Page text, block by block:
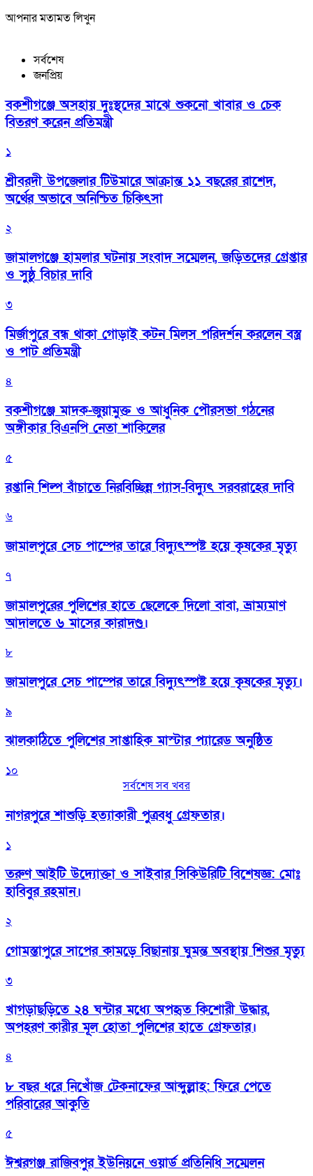
আপনার মতামত লিখুন
সর্বশেষ
জনপ্রিয়
বকশীগঞ্জে অসহায় দুঃস্থদের মাঝে শুকনো খাবার ও চেক
বিতরণ করেন প্রতিমন্ত্রী
১
শ্রীবরদী উপজেলার টিউমারে আক্রান্ত ১১ বছরের রাশেদ,
অর্থের অভাবে অনিশ্চিত চিকিৎসা
২
জামালগঞ্জে হামলার ঘটনায় সংবাদ সম্মেলন, জড়িতদের গ্রেপ্তার
ও সুষ্ঠু বিচার দাবি
৩
মির্জাপুরে বন্ধ থাকা গোড়াই কটন মিলস পরিদর্শন করলেন বস্ত্র
ও পাট প্রতিমন্ত্রী
৪
বকশীগঞ্জে মাদক-জুয়ামুক্ত ও আধুনিক পৌরসভা গঠনের
অঙ্গীকার বিএনপি নেতা শাকিলের
৫
রপ্তানি শিল্প বাঁচাতে নিরবিচ্ছিন্ন গ্যাস-বিদ্যুৎ সরবরাহের দাবি
৬
জামালপুরে সেচ পাম্পের তারে বিদ্যুৎস্পষ্ট হয়ে কৃষকের মৃত্যু
৭
জামালপুরের পুলিশের হাতে ছেলেকে দিলো বাবা, ভ্রাম্যমাণ
আদালতে ৬ মাসের কারাদণ্ড।
৮
জামালপুরে সেচ পাম্পের তারে বিদ্যুৎস্পষ্ট হয়ে কৃষকের মৃত্যু।
৯
‎ঝালকাঠিতে পুলিশের সাপ্তাহিক মাস্টার প্যারেড অনুষ্ঠিত
১০
সর্বশেষ সব খবর
নাগরপুরে শাশুড়ি হত্যাকারী পুত্রবধু গ্রেফতার।
১
তরুণ আইটি উদ্যোক্তা ও সাইবার সিকিউরিটি বিশেষজ্ঞ: মোঃ
হাবিবুর রহমান।
২
গোমস্তাপুরে সাপের কামড়ে বিছানায় ঘুমন্ত অবস্থায় শিশুর মৃত্যু
৩
খাগড়াছড়িতে ২৪ ঘন্টার মধ্যে অপহৃত কিশোরী উদ্ধার,
অপহরণ কারীর মূল হোতা পুলিশের হাতে গ্রেফতার।
৪
৮ বছর ধরে নিখোঁজ টেকনাফের আব্দুল্লাহ: ফিরে পেতে
পরিবারের আকুতি
৫
ঈশ্বরগঞ্জ রাজিবপুর ইউনিয়নে ওয়ার্ড প্রতিনিধি সম্মেলন